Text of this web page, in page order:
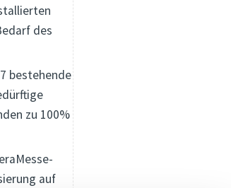
des
bestehende
zu 100%
auf